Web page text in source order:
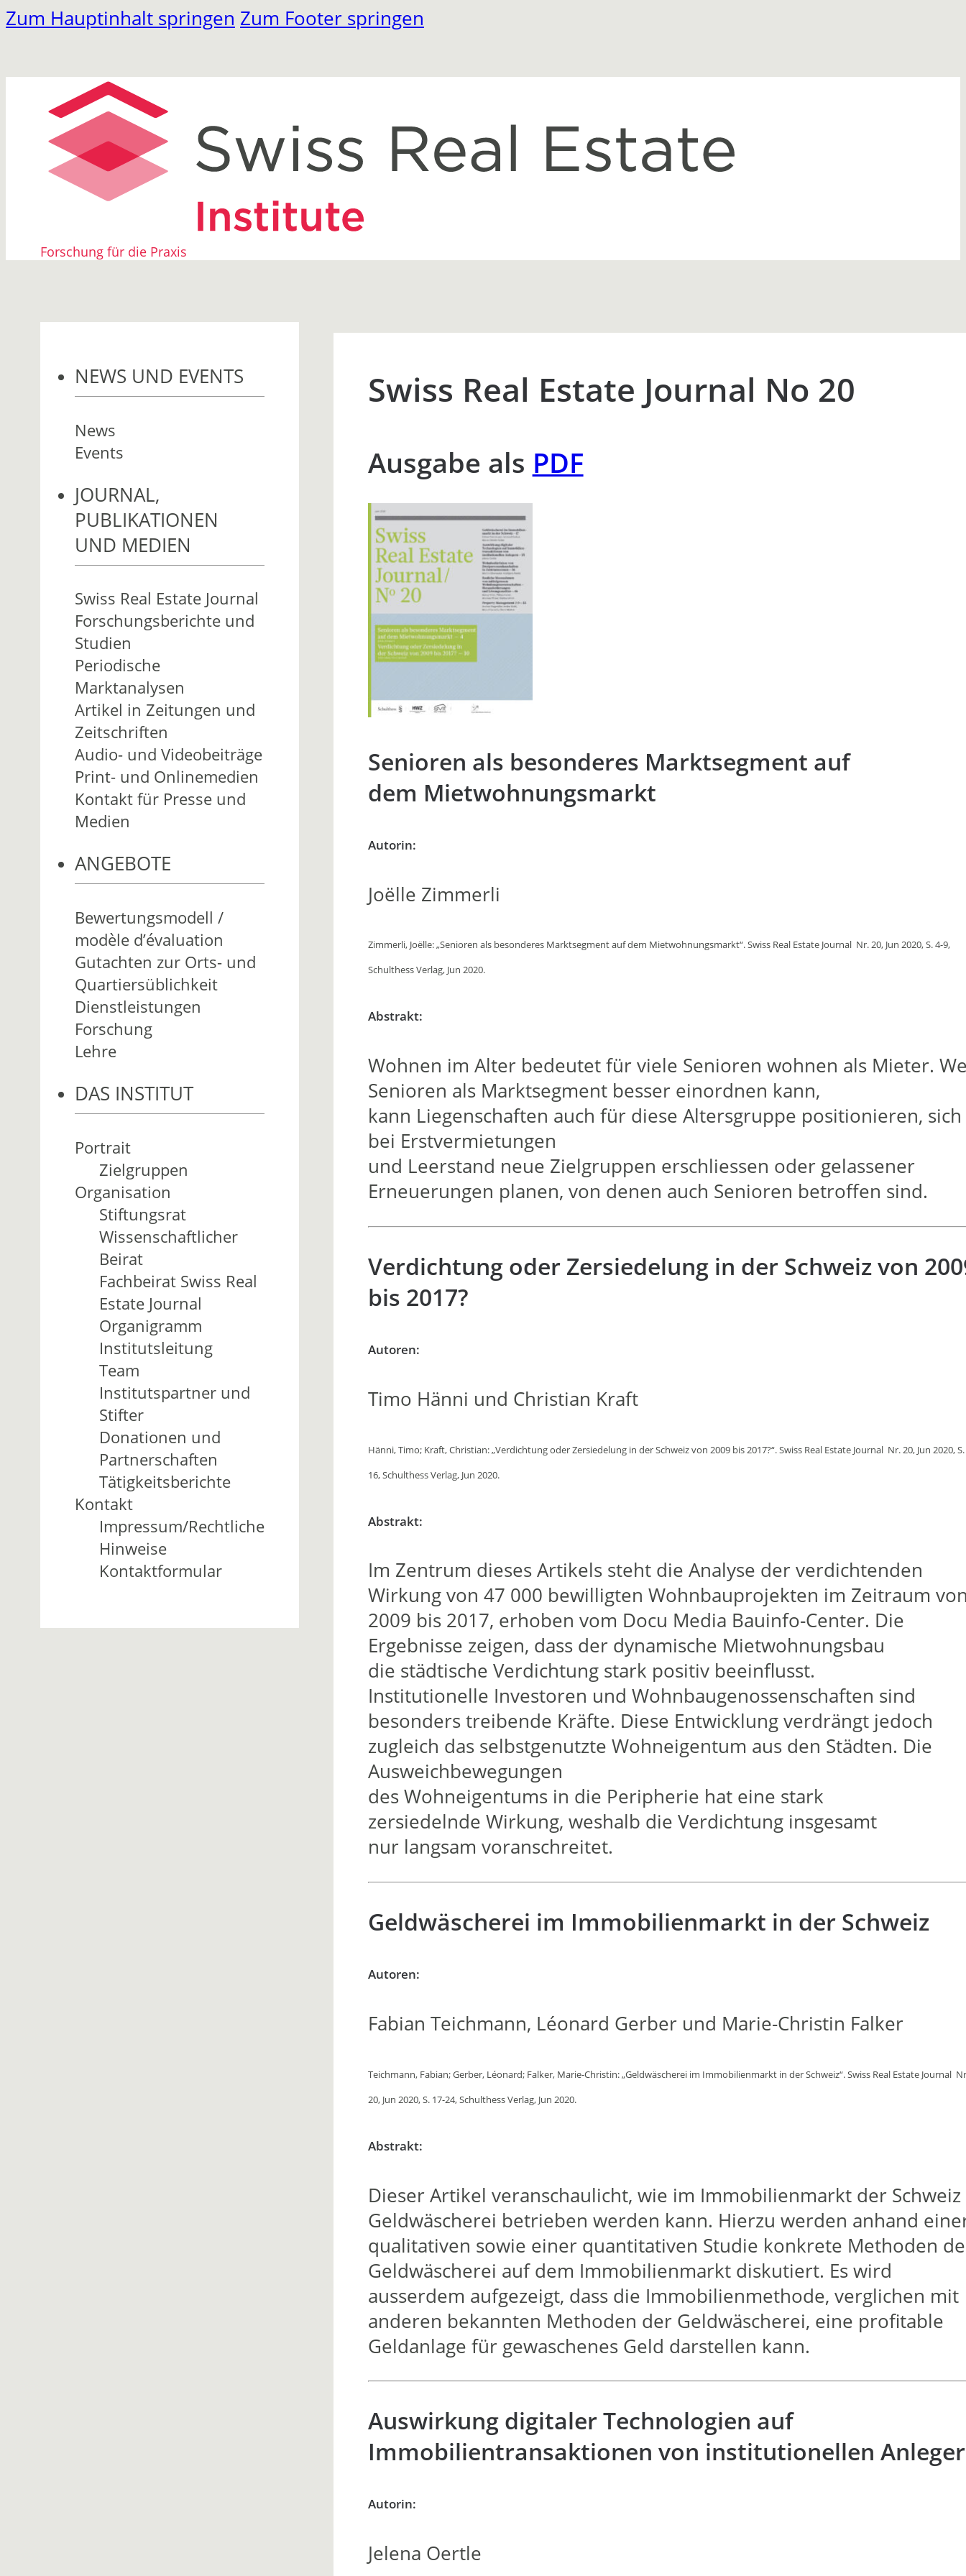
Zum Hauptinhalt springen Zum Footer springen
Forschung für die Praxis
NEWS UND EVENTS
News
Events
JOURNAL,
PUBLIKATIONEN
UND MEDIEN
Swiss Real Estate Journal
Forschungsberichte und
Studien
Periodische
Marktanalysen
Artikel in Zeitungen und
Zeitschriften
Audio- und Videobeiträge
Print- und Onlinemedien
Kontakt für Presse und
Medien
ANGEBOTE
Bewertungsmodell /
modèle d’évaluation
Gutachten zur Orts- und
Quartiersüblichkeit
Dienstleistungen
Forschung
Lehre
DAS INSTITUT
Portrait
Zielgruppen
Organisation
Stiftungsrat
Wissenschaftlicher
Beirat
Fachbeirat Swiss Real
Estate Journal
Organigramm
Institutsleitung
Team
Institutspartner und
Stifter
Donationen und
Partnerschaften
Tätigkeitsberichte
Kontakt
Impressum/Rechtliche
Hinweise
Kontaktformular
Swiss Real Estate Journal No 20
Ausgabe als PDF
Senioren als besonderes Marktsegment auf
dem Mietwohnungsmarkt
Autorin:
Joëlle Zimmerli
Zimmerli, Joëlle: „Senioren als besonderes Marktsegment auf dem Mietwohnungsmarkt“. Swiss Real Estate Journal Nr. 20, Jun 2020, S. 4-9,
Schulthess Verlag, Jun 2020.
Abstrakt:
Wohnen im Alter bedeutet für viele Senioren wohnen als Mieter.
Senioren als Marktsegment besser einordnen kann,
kann Liegenschaften auch für diese Altersgruppe positionieren, sich
bei Erstvermietungen
und Leerstand neue Zielgruppen erschliessen oder gelassener
Erneuerungen planen, von denen auch Senioren betroffen sind.
Verdichtung oder Zersiedelung in der Schweiz von
bis 2017?
Autoren:
Timo Hänni und Christian Kraft
Hänni, Timo; Kraft, Christian: „Verdichtung oder Zersiedelung in der Schweiz von 2009 bis 2017?“. Swiss Real Estate Journal Nr. 20, Jun 2020, S.
16, Schulthess Verlag, Jun 2020.
Abstrakt:
Im Zentrum dieses Artikels steht die Analyse der verdichtenden
Wirkung von 47 000 bewilligten Wohnbauprojekten im Zeitraum
2009 bis 2017, erhoben vom Docu Media Bauinfo-Center. Die
Ergebnisse zeigen, dass der dynamische Mietwohnungsbau
die städtische Verdichtung stark positiv beeinflusst.
Institutionelle Investoren und Wohnbaugenossenschaften sind
besonders treibende Kräfte. Diese Entwicklung verdrängt jedoch
zugleich das selbstgenutzte Wohneigentum aus den Städten. Die
Ausweichbewegungen
des Wohneigentums in die Peripherie hat eine stark
zersiedelnde Wirkung, weshalb die Verdichtung insgesamt
nur langsam voranschreitet.
Geldwäscherei im Immobilienmarkt in der Schweiz
Autoren:
Fabian Teichmann, Léonard Gerber und Marie-Christin Falker
Teichmann, Fabian; Gerber, Léonard; Falker, Marie-Christin: „Geldwäscherei im Immobilienmarkt in der Schweiz“. Swiss Real Estate Journal
20, Jun 2020, S. 17-24, Schulthess Verlag, Jun 2020.
Abstrakt:
Dieser Artikel veranschaulicht, wie im Immobilienmarkt der Schweiz
Geldwäscherei betrieben werden kann. Hierzu werden anhand
qualitativen sowie einer quantitativen Studie konkrete Methoden
Geldwäscherei auf dem Immobilienmarkt diskutiert. Es wird
ausserdem aufgezeigt, dass die Immobilienmethode, verglichen mit
anderen bekannten Methoden der Geldwäscherei, eine profitable
Geldanlage für gewaschenes Geld darstellen kann.
Auswirkung digitaler Technologien auf
Immobilientransaktionen von institutionellen
Autorin:
Jelena Oertle